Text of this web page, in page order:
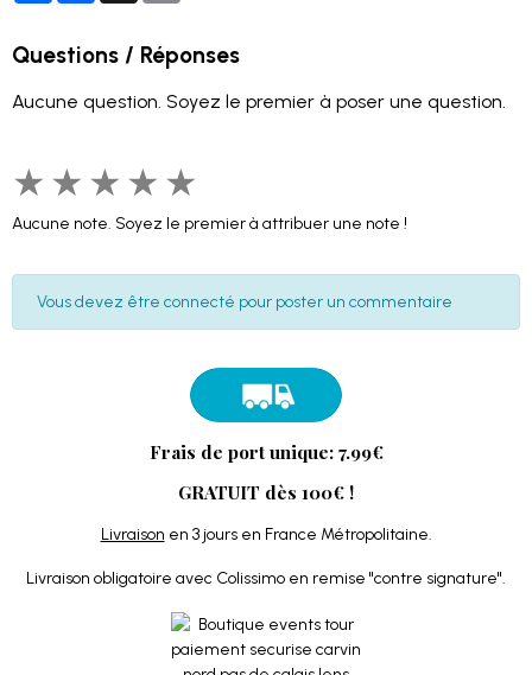
Questions / Réponses
Aucune question. Soyez le premier à poser une question.
★ ★ ★ ★ ★
Aucune note. Soyez le premier à attribuer une note !
Vous devez être connecté pour poster un commentaire
Frais de port unique: 7.99€
GRATUIT dès 100€ !
Livraison en 3 jours en France Métropolitaine.
Livraison obligatoire avec Colissimo en remise "contre signature".